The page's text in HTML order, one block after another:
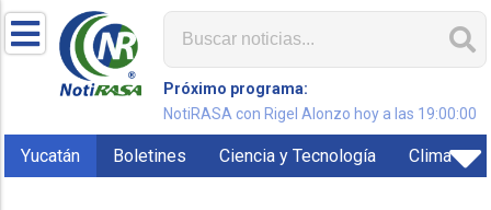
Próximo programa:
NotiRASA con Rigel Alonzo hoy a las 19:00:00
Yucatán Boletines Ciencia y Tecnología Clima